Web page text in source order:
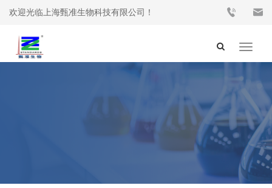
欢迎光临上海甄准生物科技有限公司！
Toggle